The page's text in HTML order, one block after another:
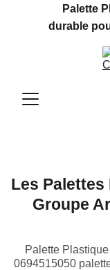
Palette
durable
Les Palettes
Groupe
Palette
0694515050